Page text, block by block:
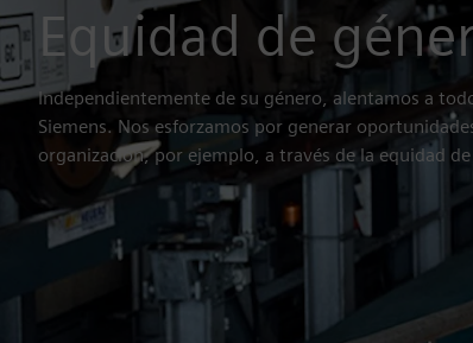
Equidad de
Independientemente de su género, alentamos a
Siemens. Nos esforzamos por generar
organización, por ejemplo, a través de la equidad